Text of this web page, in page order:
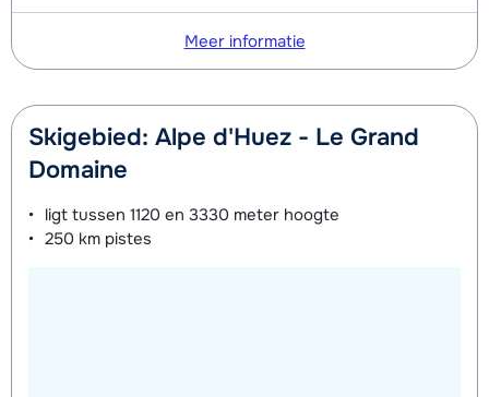
Meer informatie
Skigebied: Alpe d'Huez - Le Grand
Domaine
ligt tussen 1120 en 3330 meter hoogte
250 km pistes